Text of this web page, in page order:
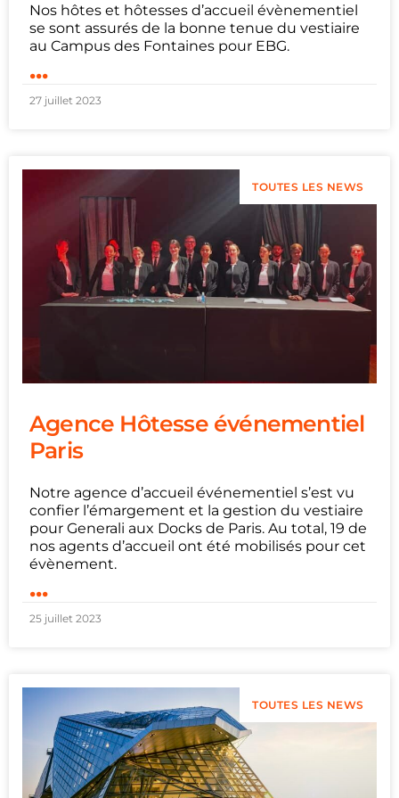
Nos hôtes et hôtesses d’accueil évènementiel
se sont assurés de la bonne tenue du vestiaire
au Campus des Fontaines pour EBG.
...
27 juillet 2023
TOUTES LES NEWS
Agence Hôtesse événementiel
Paris
Notre agence d’accueil événementiel s’est vu
confier l’émargement et la gestion du vestiaire
pour Generali aux Docks de Paris. Au total, 19 de
nos agents d’accueil ont été mobilisés pour cet
évènement.
...
25 juillet 2023
TOUTES LES NEWS